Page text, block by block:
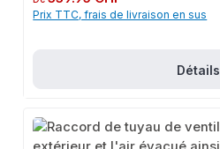
Prix TTC, frais de livraison en sus
Détails